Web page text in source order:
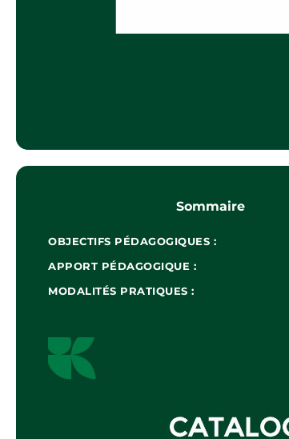
Sommaire
OBJECTIFS PÉDAGOGIQUES :
APPORT PÉDAGOGIQUE :
MODALITÉS PRATIQUES :